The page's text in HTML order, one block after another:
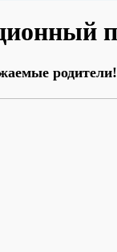
родители!